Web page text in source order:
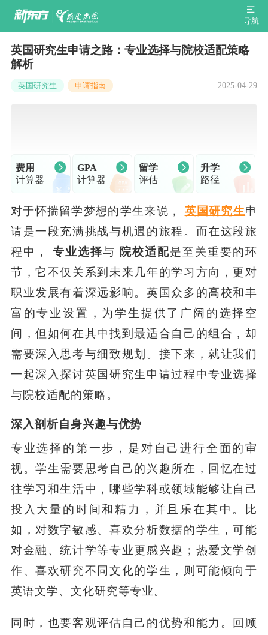
导航
英国研究生申请之路：专业选择与院校适配策略
解析
英国研究生 申请指南 2025-04-29
费用
计算器
GPA
计算器
留学
评估
升学
路径
对于怀揣留学梦想的学生来说， 英国研究生申
请是一段充满挑战与机遇的旅程。而在这段旅
程中， 专业选择与 院校适配是至关重要的环
节，它不仅关系到未来几年的学习方向，更对
职业发展有着深远影响。英国众多的高校和丰
富的专业设置，为学生提供了广阔的选择空
间，但如何在其中找到最适合自己的组合，却
需要深入思考与细致规划。接下来，就让我们
一起深入探讨英国研究生申请过程中专业选择
与院校适配的策略。
深入剖析自身兴趣与优势
专业选择的第一步，是对自己进行全面的审
视。学生需要思考自己的兴趣所在，回忆在过
往学习和生活中，哪些学科或领域能够让自己
投入大量的时间和精力，并且乐在其中。比
如，对数字敏感、喜欢分析数据的学生，可能
对金融、统计学等专业更感兴趣；热爱文学创
作、喜欢研究不同文化的学生，则可能倾向于
英语文学、文化研究等专业。
同时，也要客观评估自己的优势和能力。回顾